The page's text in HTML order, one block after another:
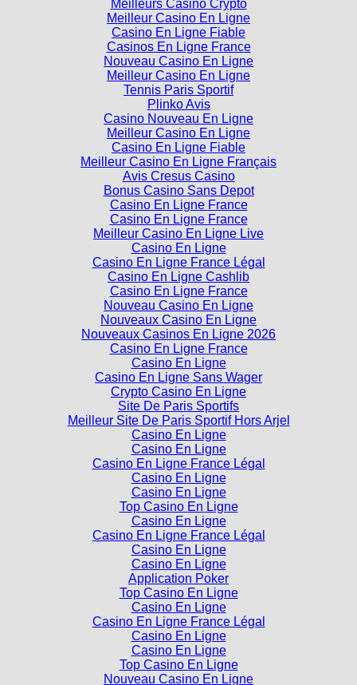
Casino En Ligne Fiable
Casinos En Ligne France
Nouveau Casino En Ligne
Meilleur Casino En Ligne
Tennis Paris Sportif
Plinko Avis
Casino Nouveau En Ligne
Meilleur Casino En Ligne
Casino En Ligne Fiable
Meilleur Casino En Ligne Français
Avis Cresus Casino
Bonus Casino Sans Depot
Casino En Ligne France
Casino En Ligne France
Meilleur Casino En Ligne Live
Casino En Ligne
Casino En Ligne France Légal
Casino En Ligne Cashlib
Casino En Ligne France
Nouveau Casino En Ligne
Nouveaux Casino En Ligne
Nouveaux Casinos En Ligne 2026
Casino En Ligne France
Casino En Ligne
Casino En Ligne Sans Wager
Crypto Casino En Ligne
Site De Paris Sportifs
Meilleur Site De Paris Sportif Hors Arjel
Casino En Ligne
Casino En Ligne
Casino En Ligne France Légal
Casino En Ligne
Casino En Ligne
Top Casino En Ligne
Casino En Ligne
Casino En Ligne France Légal
Casino En Ligne
Casino En Ligne
Application Poker
Top Casino En Ligne
Casino En Ligne
Casino En Ligne France Légal
Casino En Ligne
Casino En Ligne
Top Casino En Ligne
Nouveau Casino En Ligne
Casino En Ligne Cashlib